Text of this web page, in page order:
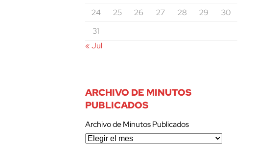
24
25 26 27 28 29
30
31
« Jul
ARCHIVO DE MINUTOS
PUBLICADOS
Archivo de Minutos Publicados